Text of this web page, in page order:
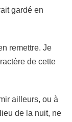
gardé en
remettre. Je
de cette
ailleurs, ou à
de la nuit, ne